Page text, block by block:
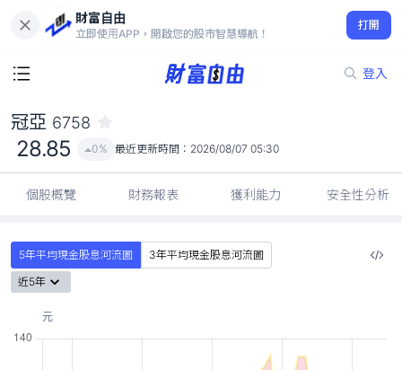
財富自由
立即使用APP，開啟您的股市智慧導航！
打開
登入
28.85
0%
冠亞 6758
28.85 0% 最近更新時間： 2026/08/07 05:30
個股概覽 財務報表 獲利能力 安全性分析
5年平均現金股息河流圖
3年平均現金股息河流圖
近5年